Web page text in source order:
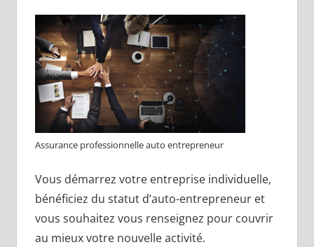
Assurance professionnelle auto entrepreneur
Vous démarrez votre entreprise individuelle,
bénéficiez du statut d’auto-entrepreneur et
vous souhaitez vous renseignez pour couvrir
au mieux votre nouvelle activité.